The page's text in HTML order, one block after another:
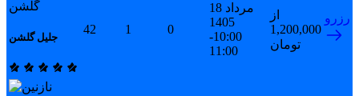
جلیل گلشن
42 1 0
18 مرداد
1405
10:00-
11:00
از
1,200,000
تومان
رزرو